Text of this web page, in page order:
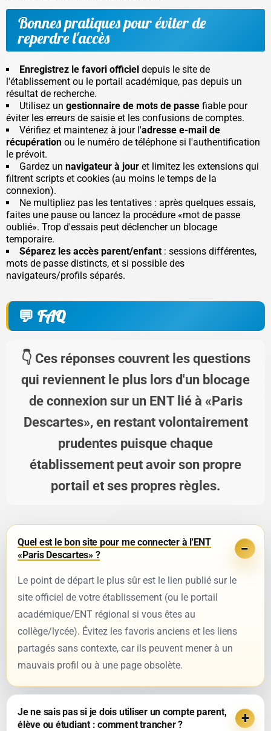
Bonnes pratiques pour éviter de
reperdre l'accès
Enregistrez le favori officiel depuis le site de
l'établissement ou le portail académique, pas depuis un
résultat de recherche.
Utilisez un gestionnaire de mots de passe fiable pour
éviter les erreurs de saisie et les confusions de comptes.
Vérifiez et maintenez à jour l'adresse e-mail de
récupération ou le numéro de téléphone si l'authentification
le prévoit.
Gardez un navigateur à jour et limitez les extensions qui
filtrent scripts et cookies (au moins le temps de la
connexion).
Ne multipliez pas les tentatives : après quelques essais,
faites une pause ou lancez la procédure «mot de passe
oublié». Trop d'essais peut déclencher un blocage
temporaire.
Séparez les accès parent/enfant : sessions différentes,
mots de passe distincts, et si possible des
navigateurs/profils séparés.
FAQ
Ces réponses couvrent les questions
qui reviennent le plus lors d'un blocage
de connexion sur un ENT lié à «Paris
Descartes», en restant volontairement
prudentes puisque chaque
établissement peut avoir son propre
portail et ses propres règles.
Quel est le bon site pour me connecter à l'ENT
«Paris Descartes» ?
Le point de départ le plus sûr est le lien publié sur le
site officiel de votre établissement (ou le portail
académique/ENT régional si vous êtes au
collège/lycée). Évitez les favoris anciens et les liens
partagés sans contexte, car ils peuvent mener à un
mauvais profil ou à une page obsolète.
Je ne sais pas si je dois utiliser un compte parent,
élève ou étudiant : comment trancher ?